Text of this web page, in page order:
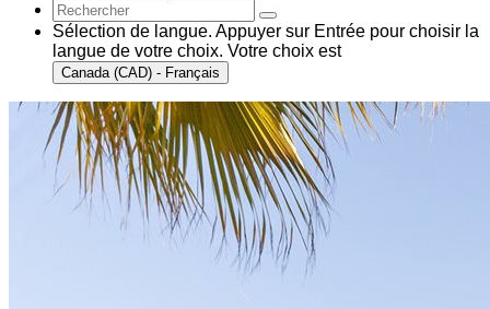
Sélection de langue. Appuyer sur Entrée pour choisir la
langue de votre choix. Votre choix est
Canada (CAD) - Français